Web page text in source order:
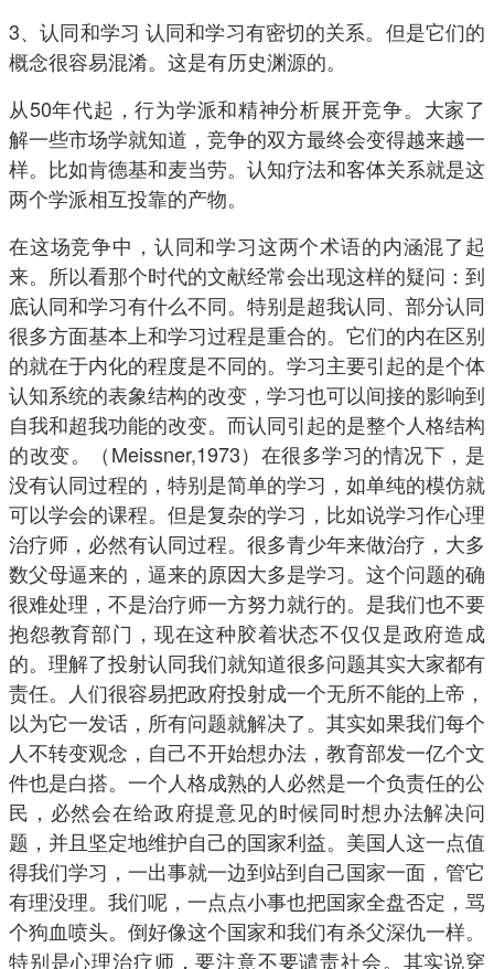
3、认同和学习 认同和学习有密切的关系。但是它们的
概念很容易混淆。这是有历史渊源的。
从50年代起，行为学派和精神分析展开竞争。大家了
解一些市场学就知道，竞争的双方最终会变得越来越一
样。比如肯德基和麦当劳。认知疗法和客体关系就是这
两个学派相互投靠的产物。
在这场竞争中，认同和学习这两个术语的内涵混了起
来。所以看那个时代的文献经常会出现这样的疑问：到
底认同和学习有什么不同。特别是超我认同、部分认同
很多方面基本上和学习过程是重合的。它们的内在区别
的就在于内化的程度是不同的。学习主要引起的是个体
认知系统的表象结构的改变，学习也可以间接的影响到
自我和超我功能的改变。而认同引起的是整个人格结构
的改变。（Meissner,1973）在很多学习的情况下，是
没有认同过程的，特别是简单的学习，如单纯的模仿就
可以学会的课程。但是复杂的学习，比如说学习作心理
治疗师，必然有认同过程。很多青少年来做治疗，大多
数父母逼来的，逼来的原因大多是学习。这个问题的确
很难处理，不是治疗师一方努力就行的。是我们也不要
抱怨教育部门，现在这种胶着状态不仅仅是政府造成
的。理解了投射认同我们就知道很多问题其实大家都有
责任。人们很容易把政府投射成一个无所不能的上帝，
以为它一发话，所有问题就解决了。其实如果我们每个
人不转变观念，自己不开始想办法，教育部发一亿个文
件也是白搭。一个人格成熟的人必然是一个负责任的公
民，必然会在给政府提意见的时候同时想办法解决问
题，并且坚定地维护自己的国家利益。美国人这一点值
得我们学习，一出事就一边到站到自己国家一面，管它
有理没理。我们呢，一点点小事也把国家全盘否定，骂
个狗血喷头。倒好像这个国家和我们有杀父深仇一样。
特别是心理治疗师，要注意不要谴责社会。其实说穿